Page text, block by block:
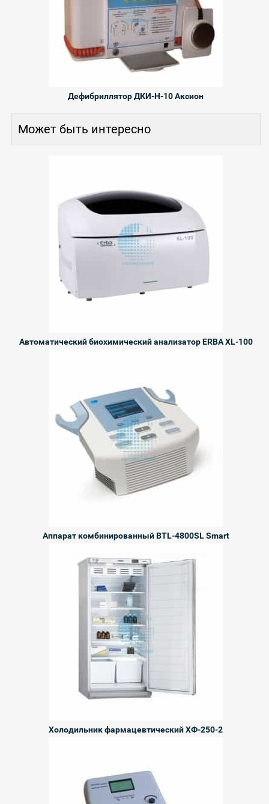
Дефибриллятор ДКИ-Н-10 Аксион
Может быть интересно
Автоматический биохимический анализатор ERBA XL-100
Аппарат комбинированный BTL-4800SL Smart
Холодильник фармацевтический ХФ-250-2